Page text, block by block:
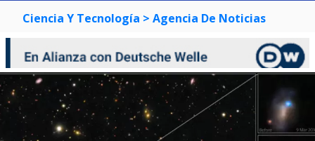
Ciencia Y Tecnología > Agencia De Noticias